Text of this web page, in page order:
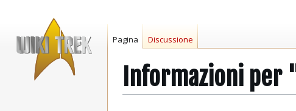
Informazioni per
Pagina Discussione